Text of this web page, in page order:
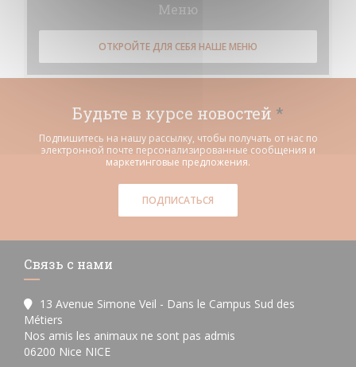
Меню
ОТКРОЙТЕ ДЛЯ СЕБЯ НАШЕ МЕНЮ
Будьте в курсе новостей *
Подпишитесь на нашу рассылку, чтобы получать от нас по
электронной почте персонализированные сообщения и
маркетинговые предложения.
ПОДПИСАТЬСЯ
Связь с нами
13 Avenue Simone Veil - Dans le Campus Sud des
Métiers
Nos amis les animaux ne sont pas admis
06200 Nice NICE((открывается в новом окне))